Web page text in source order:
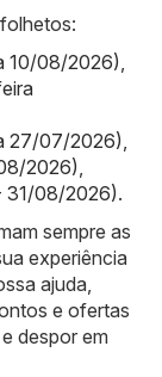
10/08/2026),
27/07/2026),
2026),
31/08/2026).
sempre as
experiência
ajuda,
e ofertas
despor em